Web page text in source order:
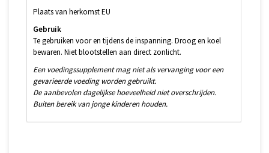
Plaats van herkomst EU
Gebruik
Te gebruiken voor en tijdens de inspanning. Droog en koel
bewaren. Niet blootstellen aan direct zonlicht.
Een voedingssupplement mag niet als vervanging voor een
gevarieerde voeding worden gebruikt.
De aanbevolen dagelijkse hoeveelheid niet overschrijden.
Buiten bereik van jonge kinderen houden.